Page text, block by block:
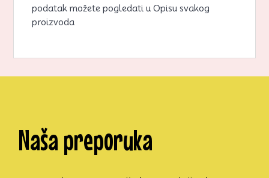
podatak možete pogledati u Opisu svakog
proizvoda
Naša preporuka